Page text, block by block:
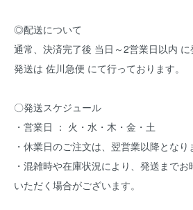
◎配送について
通常、決済完了後 当日～2営業日以内 に
発送は 佐川急便 にて行っております。
〇発送スケジュール
・営業日 ： 火・水・木・金・土
・休業日のご注文は、翌営業以降となり
・混雑時や在庫状況により、発送までお
いただく場合がございます。